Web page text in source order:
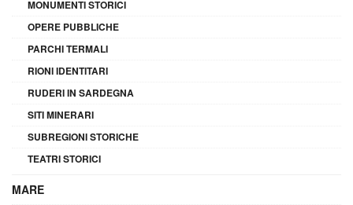
MONUMENTI STORICI
OPERE PUBBLICHE
PARCHI TERMALI
RIONI IDENTITARI
RUDERI IN SARDEGNA
SITI MINERARI
SUBREGIONI STORICHE
TEATRI STORICI
MARE